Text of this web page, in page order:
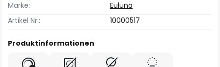
Marke:
Euluna
Artikel Nr.:
10000517
Produktinformationen